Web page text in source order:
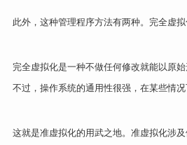
此外，这种管理程序方法有两种。完全虚拟
完全虚拟化是一种不做任何修改就能以原始
不过，操作系统的通用性很强，在某些情况
这就是准虚拟化的用武之地。准虚拟化涉